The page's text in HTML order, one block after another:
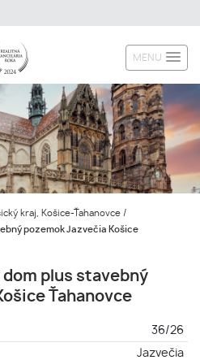
MENU
kraj, Košice-Ťahanovce /
pozemok Jazvečia Košice
dom plus stavebný
Ťahanovce
36/26
Jazvečia